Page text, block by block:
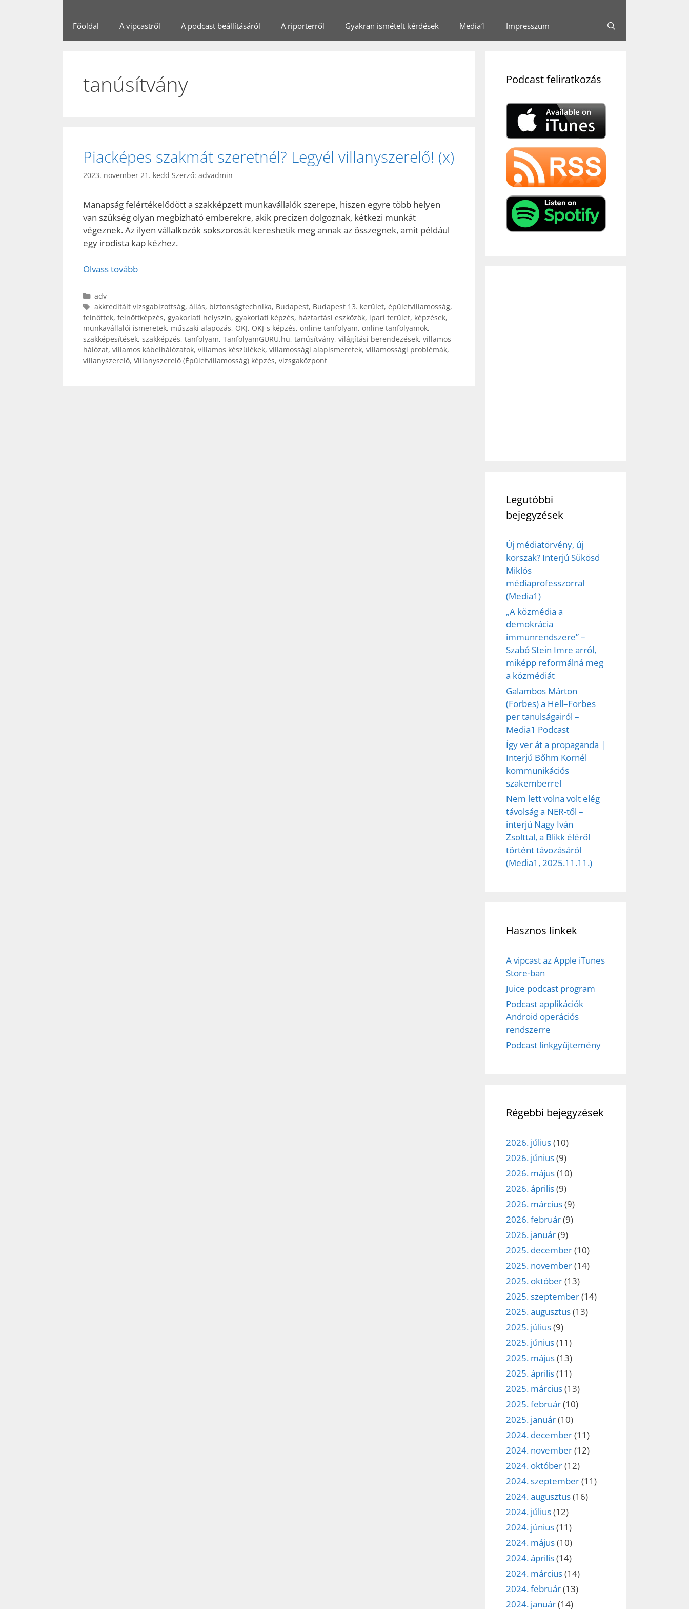
Főoldal A vipcastről A podcast beállításáról A riporterről Gyakran ismételt kérdések Media1 Impresszum
tanúsítvány
Piacképes szakmát szeretnél? Legyél villanyszerelő! (x)
2023. november 21. kedd Szerző: advadmin
Manapság felértékelődött a szakképzett munkavállalók szerepe, hiszen egyre több helyen
van szükség olyan megbízható emberekre, akik precízen dolgoznak, kétkezi munkát
végeznek. Az ilyen vállalkozók sokszorosát kereshetik meg annak az összegnek, amit például
egy irodista kap kézhez.
Olvass tovább
Kategória
adv
Címkék
akkreditált vizsgabizottság, állás, biztonságtechnika, Budapest, Budapest 13. kerület, épületvillamosság,
felnőttek, felnőttképzés, gyakorlati helyszín, gyakorlati képzés, háztartási eszközök, ipari terület, képzések,
munkavállalói ismeretek, műszaki alapozás, OKJ, OKJ-s képzés, online tanfolyam, online tanfolyamok,
szakképesítések, szakképzés, tanfolyam, TanfolyamGURU.hu, tanúsítvány, világítási berendezések, villamos
hálózat, villamos kábelhálózatok, villamos készülékek, villamossági alapismeretek, villamossági problémák,
villanyszerelő, Villanyszerelő (Épületvillamosság) képzés, vizsgaközpont
Podcast feliratkozás
Legutóbbi
bejegyzések
Új médiatörvény, új
korszak? Interjú Sükösd
Miklós
médiaprofesszorral
(Media1)
„A közmédia a
demokrácia
immunrendszere” –
Szabó Stein Imre arról,
miképp reformálná meg
a közmédiát
Galambos Márton
(Forbes) a Hell–Forbes
per tanulságairól –
Media1 Podcast
Így ver át a propaganda |
Interjú Bőhm Kornél
kommunikációs
szakemberrel
Nem lett volna volt elég
távolság a NER-től –
interjú Nagy Iván
Zsolttal, a Blikk éléről
történt távozásáról
(Media1, 2025.11.11.)
Hasznos linkek
A vipcast az Apple iTunes
Store-ban
Juice podcast program
Podcast applikációk
Android operációs
rendszerre
Podcast linkgyűjtemény
Régebbi bejegyzések
2026. július(10)
2026. június(9)
2026. május(10)
2026. április(9)
2026. március(9)
2026. február(9)
2026. január(9)
2025. december(10)
2025. november(14)
2025. október(13)
2025. szeptember(14)
2025. augusztus(13)
2025. július(9)
2025. június(11)
2025. május(13)
2025. április(11)
2025. március(13)
2025. február(10)
2025. január(10)
2024. december(11)
2024. november(12)
2024. október(12)
2024. szeptember(11)
2024. augusztus(16)
2024. július(12)
2024. június(11)
2024. május(10)
2024. április(14)
2024. március(14)
2024. február(13)
2024. január(14)